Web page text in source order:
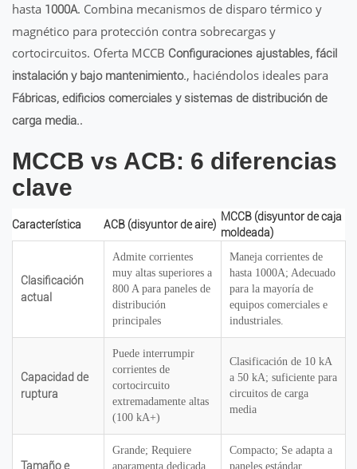
hasta 1000A. Combina mecanismos de disparo térmico y
magnético para protección contra sobrecargas y
cortocircuitos. Oferta MCCB Configuraciones ajustables, fácil
instalación y bajo mantenimiento., haciéndolos ideales para
Fábricas, edificios comerciales y sistemas de distribución de
carga media..
MCCB vs ACB: 6 diferencias
clave
Característica ACB (disyuntor de aire)
MCCB (disyuntor de caja
moldeada)
Clasificación
actual
Admite corrientes
muy altas superiores a
800 A para paneles de
distribución
principales
Maneja corrientes de
hasta 1000A; Adecuado
para la mayoría de
equipos comerciales e
industriales.
Capacidad de
ruptura
Puede interrumpir
corrientes de
cortocircuito
extremadamente altas
(100 kA+)
Clasificación de 10 kA
a 50 kA; suficiente para
circuitos de carga
media
Tamaño e
Grande; Requiere
aparamenta dedicada
Compacto; Se adapta a
paneles estándar,